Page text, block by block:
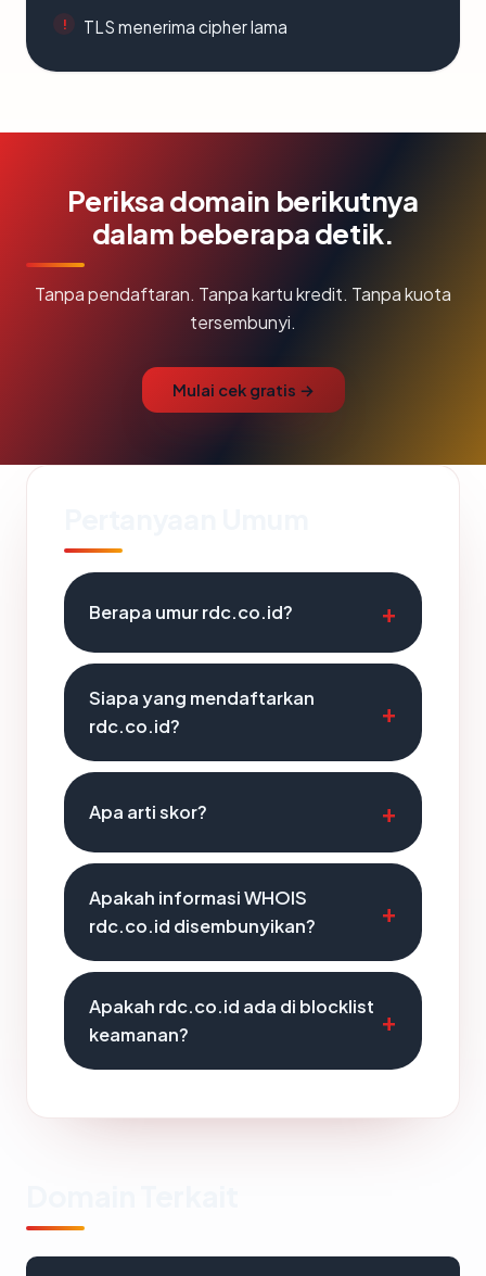
TLS menerima cipher lama
Periksa domain berikutnya
dalam beberapa detik.
Tanpa pendaftaran. Tanpa kartu kredit. Tanpa kuota
tersembunyi.
Mulai cek gratis →
Berapa umur rdc.co.id?
Siapa yang mendaftarkan
rdc.co.id?
Apa arti skor?
Apakah informasi WHOIS
rdc.co.id disembunyikan?
Apakah rdc.co.id ada di blocklist
keamanan?